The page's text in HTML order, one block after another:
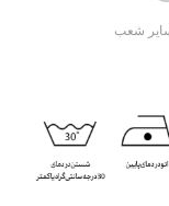
تمرین
فعالیت روزانه
شعب